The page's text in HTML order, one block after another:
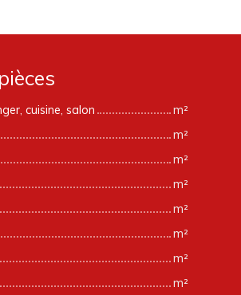
cuisine, salon
m²
m²
m²
m²
m²
m²
m²
m²